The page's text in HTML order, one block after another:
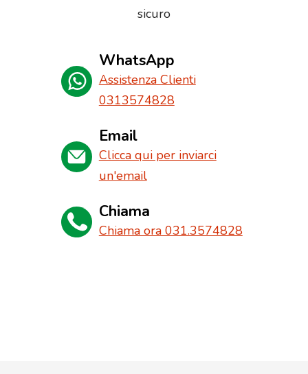
sicuro
WhatsApp
Assistenza Clienti
0313574828
Email
Clicca qui per inviarci
un'email
Chiama
Chiama ora 031.3574828